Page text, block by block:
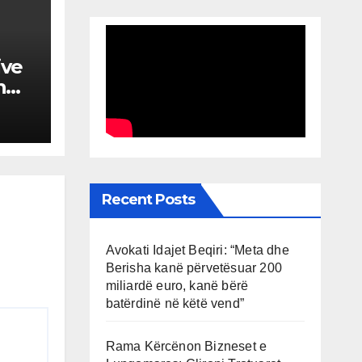
Recent Posts
Avokati Idajet Beqiri: “Meta dhe
Berisha kanë përvetësuar 200
miliardë euro, kanë bërë
batërdinë në këtë vend”
Rama Kërcënon Bizneset e